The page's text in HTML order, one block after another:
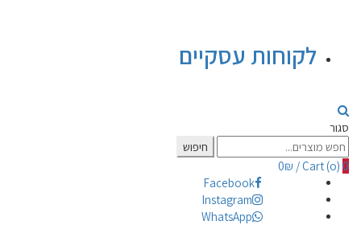
לקוחות עסקיים
סגור
Search
for:
חיפוש
Cart (o) 0
/
0₪
Facebook
Instagram
WhatsApp